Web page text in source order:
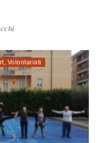
, Volontariati